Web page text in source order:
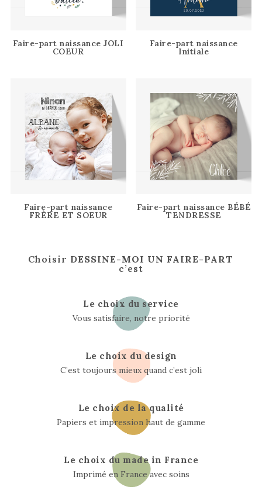
Faire-part naissance JOLI
COEUR
Faire-part naissance
Initiale
Faire-part naissance
FRÈRE ET SOEUR
Faire-part naissance BÉBÉ
TENDRESSE
Choisir DESSINE-MOI UN FAIRE-PART
c’est
Le choix du service
Vous satisfaire, notre priorité
Le choix du design
C’est toujours mieux quand c’est joli
Le choix de la qualité
Papiers et impression haut de gamme
Le choix du made in France
Imprimé en France avec soins